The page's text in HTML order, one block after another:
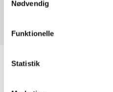
Nødvendig
Funktionelle
Statistik